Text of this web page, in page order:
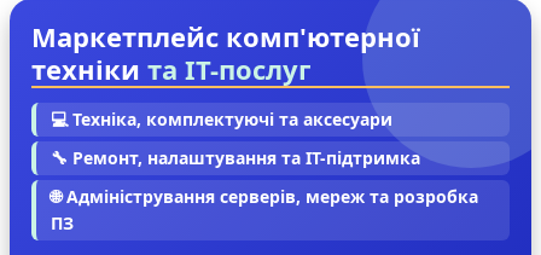
Маркетплейс комп'ютерної
техніки та IT-послуг
💻 Техніка, комплектуючі та аксесуари
🔧 Ремонт, налаштування та IT-підтримка
🌐 Адміністрування серверів, мереж та розробка
ПЗ